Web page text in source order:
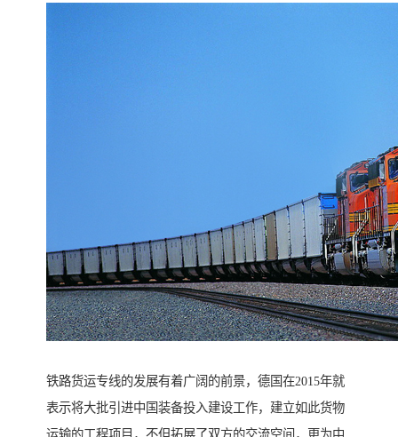
铁路货运专线的发展有着广阔的前景，德国在2015年就
表示将大批引进中国装备投入建设工作，建立如此货物